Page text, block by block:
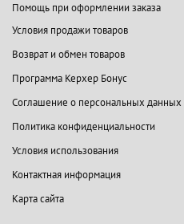
Помощь при оформлении заказа
Условия продажи товаров
Возврат и обмен товаров
Программа Керхер Бонус
Соглашение о персональных данных
Политика конфиденциальности
Условия использования
Контактная информация
Карта сайта